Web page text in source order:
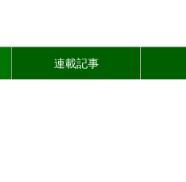
連載記事